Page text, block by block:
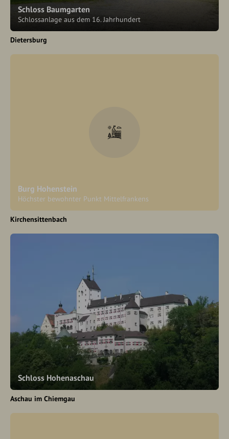
Schloss Baumgarten
Schlossanlage aus dem 16. Jahrhundert
Dietersburg
Burg Hohenstein
Höchster bewohnter Punkt Mittelfrankens
Kirchensittenbach
Schloss Hohenaschau
Aschau im Chiemgau